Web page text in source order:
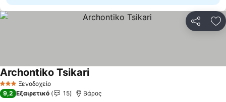
3 ΑστέριαΞενοδοχείο
Archontiko TsikariΕμφάνιση τιμών
9,2 Εξαιρετικό 15 Βάρος